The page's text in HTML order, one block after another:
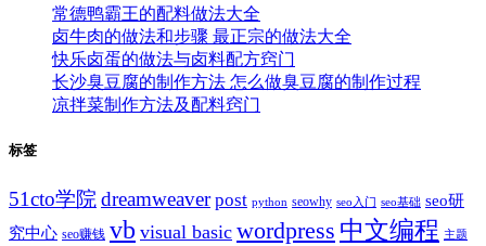
常德鸭霸王的配料做法大全
卤牛肉的做法和步骤 最正宗的做法大全
快乐卤蛋的做法与卤料配方窍门
长沙臭豆腐的制作方法 怎么做臭豆腐的制作过程
凉拌菜制作方法及配料窍门
标签
51cto学院dreamweaver post python seowhy seo入门 seo基础 seo研
究中心 seo赚钱 vb visual basic wordpress 中文编程 主题